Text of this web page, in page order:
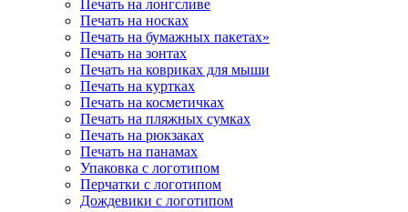
Печать на лонгсливе
Печать на носках
Печать на бумажных пакетах»
Печать на зонтах
Печать на ковриках для мыши
Печать на куртках
Печать на косметичках
Печать на пляжных сумках
Печать на рюкзаках
Печать на панамах
Упаковка с логотипом
Перчатки с логотипом
Дождевики с логотипом